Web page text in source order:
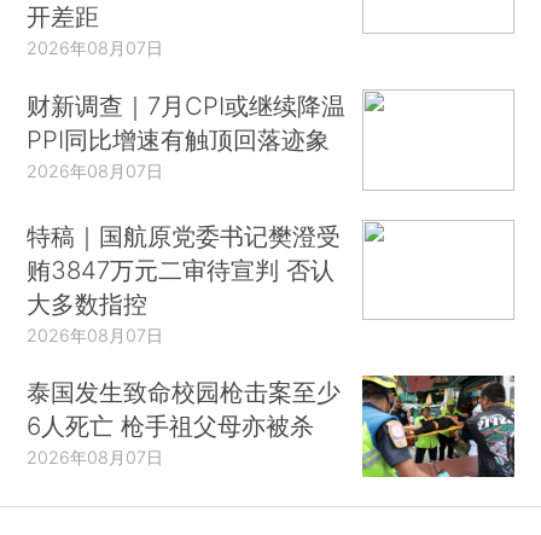
开差距
2026年08月07日
财新调查｜7月CPI或继续降温
PPI同比增速有触顶回落迹象
2026年08月07日
特稿｜国航原党委书记樊澄受
贿3847万元二审待宣判 否认
大多数指控
2026年08月07日
泰国发生致命校园枪击案至少
6人死亡 枪手祖父母亦被杀
2026年08月07日